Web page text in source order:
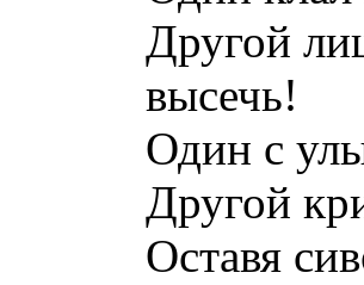
Другой
высечь!
Один с
Другой
Оставя